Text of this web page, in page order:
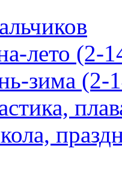
лето (2-
зима (2-